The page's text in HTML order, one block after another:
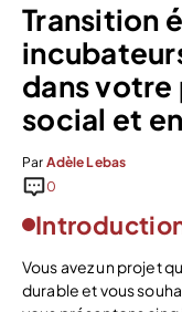
Transition
dans
social et
Par Adèle Lebas
0
Vous avez un projet
durable et vous